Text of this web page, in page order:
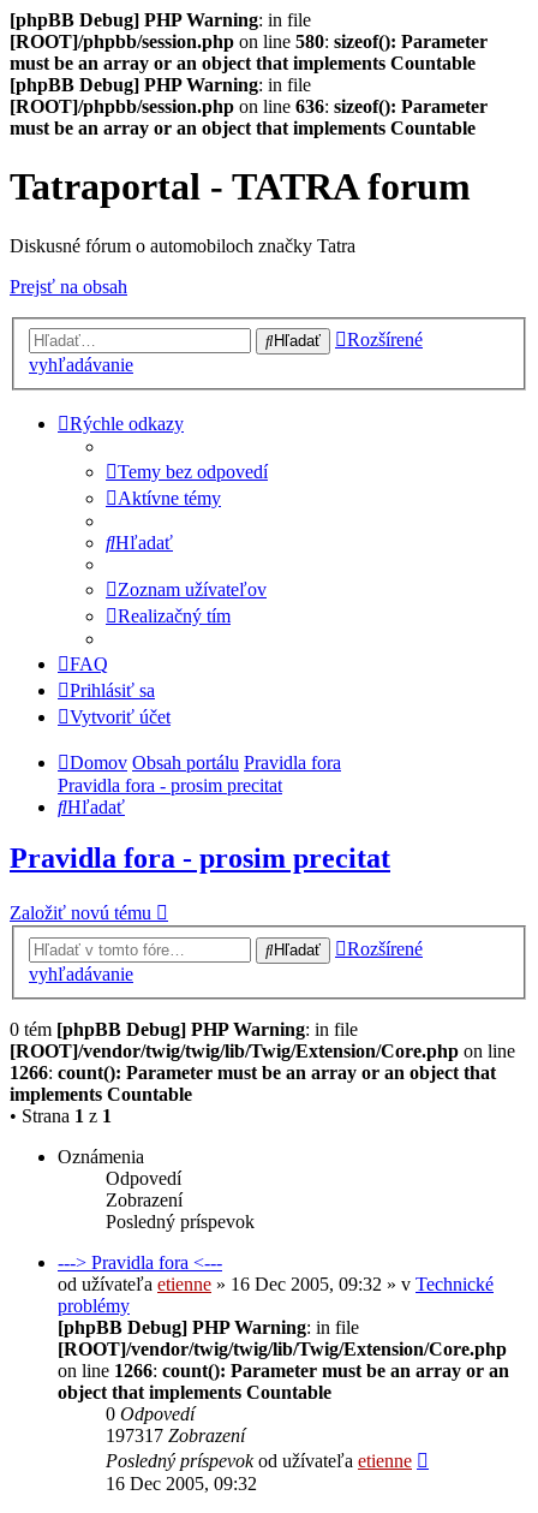
[phpBB Debug] PHP Warning: in file
[ROOT]/phpbb/session.php on line 580: sizeof(): Parameter
must be an array or an object that implements Countable
[phpBB Debug] PHP Warning: in file
[ROOT]/phpbb/session.php on line 636: sizeof(): Parameter
must be an array or an object that implements Countable
Tatraportal - TATRA forum
Diskusné fórum o automobiloch značky Tatra
Prejsť na obsah
Hľadať
Rozšírené
vyhľadávanie
Rýchle odkazy
Temy bez odpovedí
Aktívne témy
Hľadať
Zoznam užívateľov
Realizačný tím
FAQ
Prihlásiť sa
Vytvoriť účet
Domov Obsah portálu Pravidla fora
Pravidla fora - prosim precitat
Hľadať
Pravidla fora - prosim precitat
Založiť novú tému
Hľadať
Rozšírené
vyhľadávanie
0 tém [phpBB Debug] PHP Warning: in file
[ROOT]/vendor/twig/twig/lib/Twig/Extension/Core.php on line
1266: count(): Parameter must be an array or an object that
implements Countable
• Strana 1 z 1
Oznámenia
Odpovedí
Zobrazení
Posledný príspevok
---> Pravidla fora <---
od užívateľa etienne » 16 Dec 2005, 09:32 » v Technické
problémy
[phpBB Debug] PHP Warning: in file
[ROOT]/vendor/twig/twig/lib/Twig/Extension/Core.php
on line 1266: count(): Parameter must be an array or an
object that implements Countable
0 Odpovedí
197317 Zobrazení
Posledný príspevokod užívateľa etienne
16 Dec 2005, 09:32